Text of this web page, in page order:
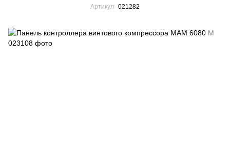
Артикул 021282